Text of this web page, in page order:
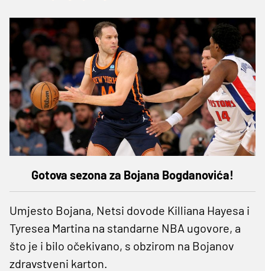
Gotova sezona za Bojana Bogdanovića!
Umjesto Bojana, Netsi dovode Killiana Hayesa i
Tyresea Martina na standarne NBA ugovore, a
što je i bilo očekivano, s obzirom na Bojanov
zdravstveni karton.